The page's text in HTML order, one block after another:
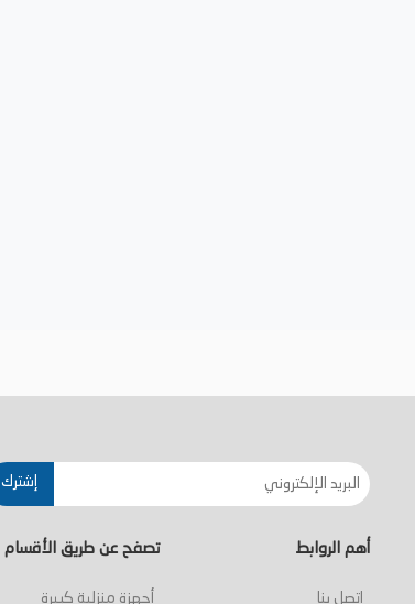
إشترك
أهم الروابط
اتصل بنا
تصفح عن طريق الأقسام
أجهزة منزلية كبيرة